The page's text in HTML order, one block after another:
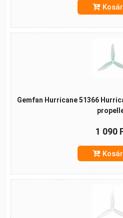
Gemfan Hurricane 51366
1 090